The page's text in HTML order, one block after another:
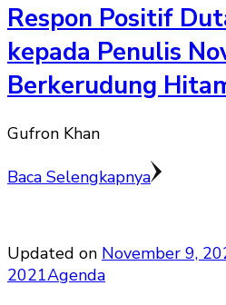
Respon Positif
kepada Penulis
Berkerudung
Gufron Khan
Baca Selengkapnya
Updated on November 9,
2021Agenda